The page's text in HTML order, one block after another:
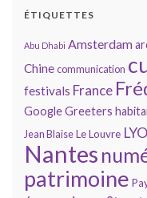
ÉTIQUETTES
Abu Dhabi Amsterdam
Chinecommunication
festivals France
GoogleGreeters
Jean BlaiseLe Louvre
Nantes
patrimoine